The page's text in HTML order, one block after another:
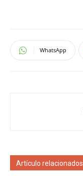
WhatsApp
Artículo relacionados